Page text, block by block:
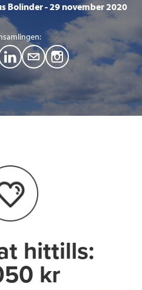
Bolinder 29 november 2020
L
i
I
n
M
a
i
hittills:
kr